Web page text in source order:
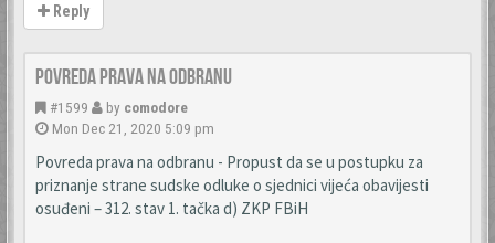
Reply
Povreda prava na odbranu
#1599 by comodore
Mon Dec 21, 2020 5:09 pm
Povreda prava na odbranu - Propust da se u postupku za
priznanje strane sudske odluke o sjednici vijeća obavijesti
osuđeni – 312. stav 1. tačka d) ZKP FBiH